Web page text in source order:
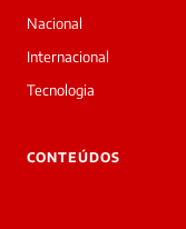
Nacional
Internacional
Tecnologia
CONTEÚDOS